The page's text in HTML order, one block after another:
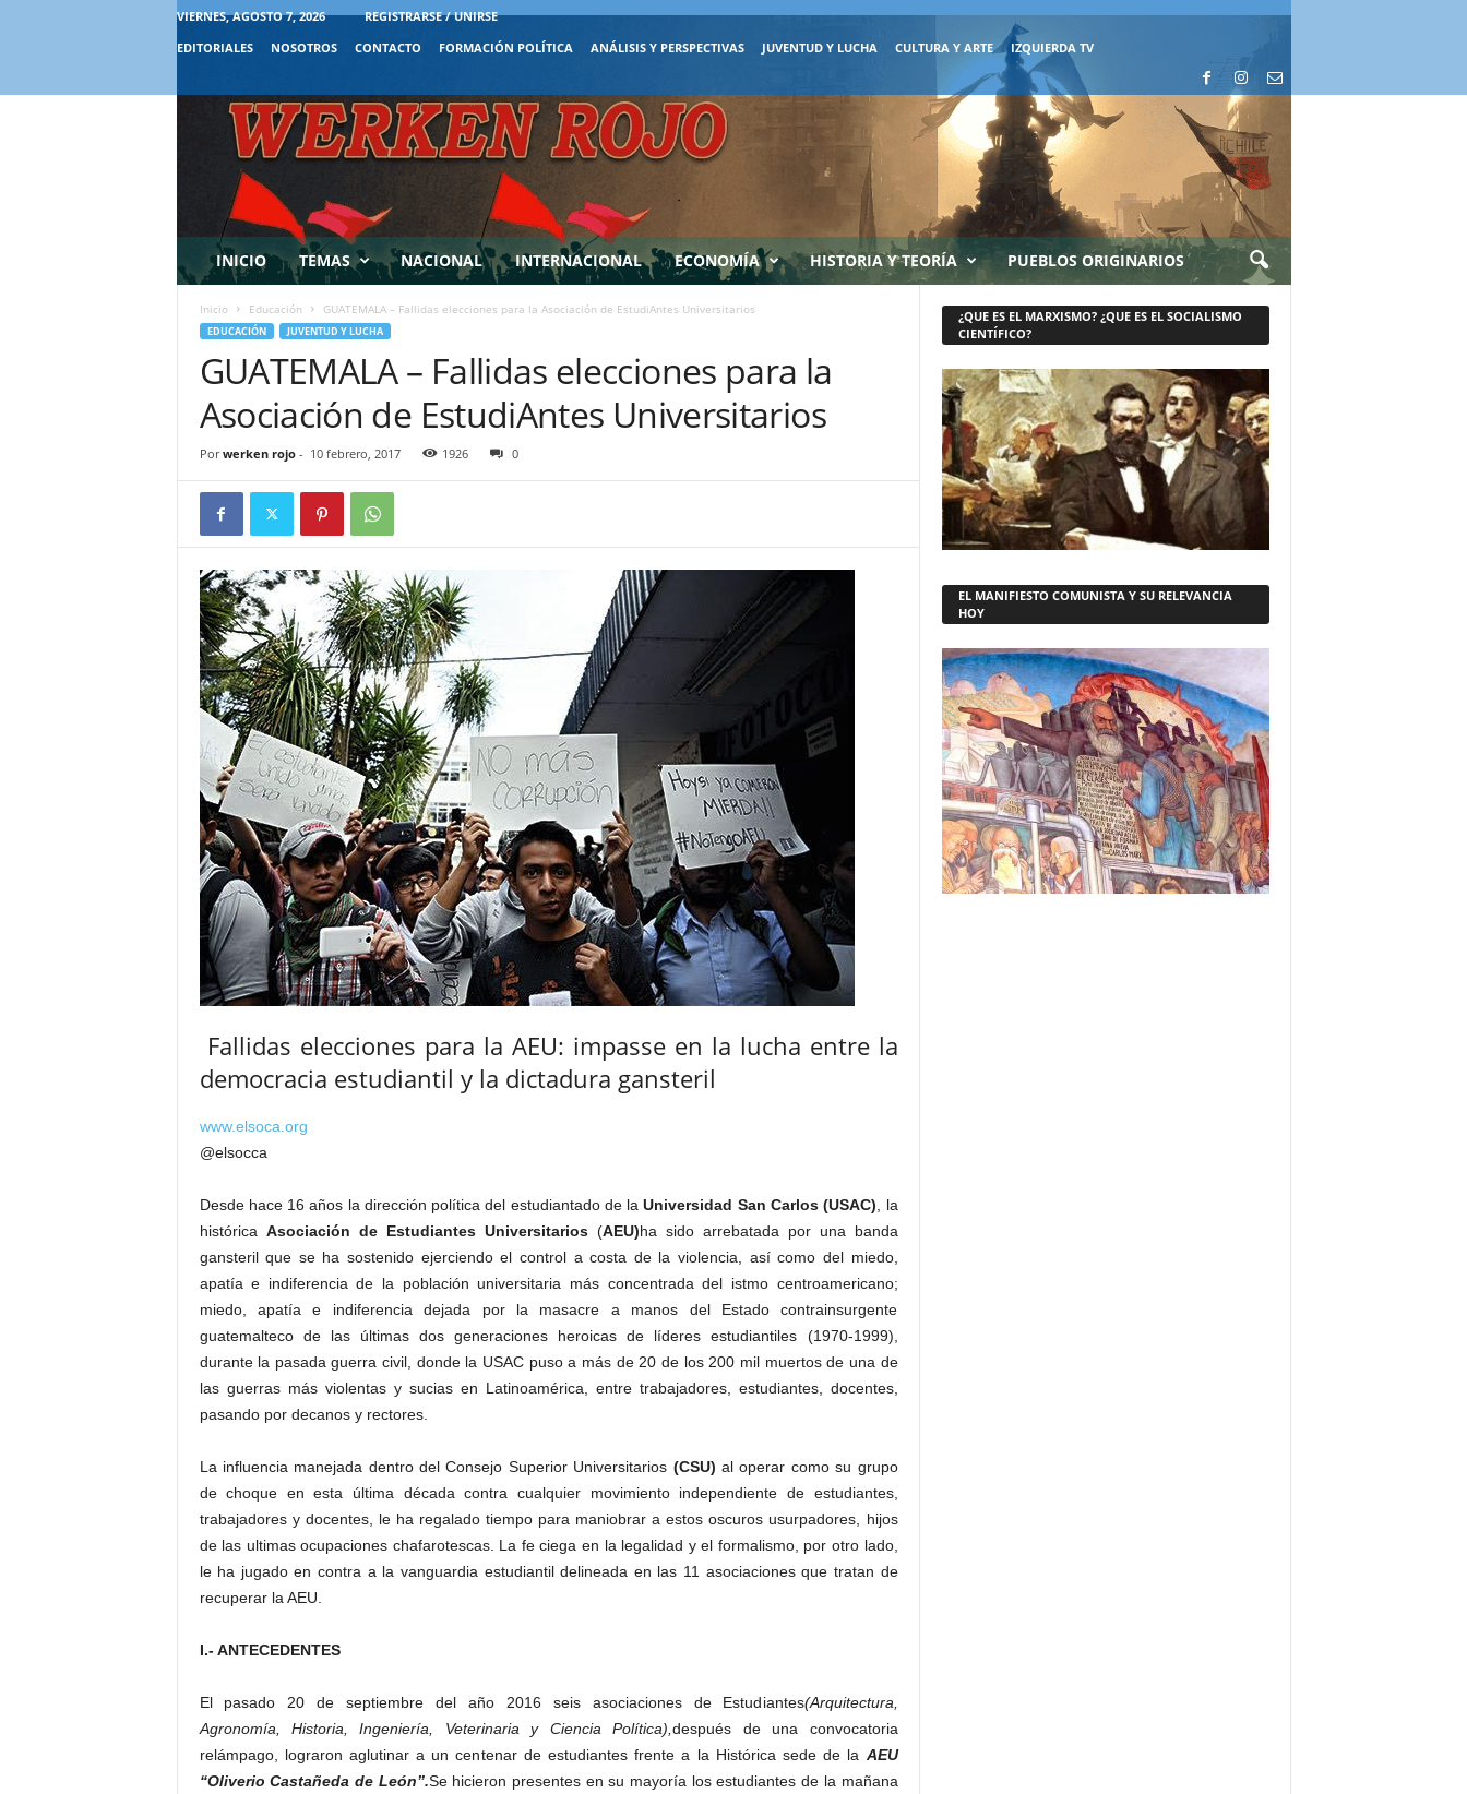
VIERNES, AGOSTO 7, 2026
REGISTRARSE / UNIRSE
EDITORIALES
NOSOTROS CONTACTO FORMACIÓN POLÍTICA ANÁLISIS Y PERSPECTIVAS JUVENTUD Y LUCHA CULTURA Y ARTE IZQUIERDA TV
INICIO TEMAS NACIONAL INTERNACIONAL ECONOMÍA HISTORIA Y TEORÍA PUEBLOS ORIGINARIOS
Inicio Educación GUATEMALA – Fallidas elecciones para la Asociación de EstudiAntes Universitarios
EDUCACIÓN JUVENTUD Y LUCHA
GUATEMALA – Fallidas elecciones para la
Asociación de EstudiAntes Universitarios
Por werken rojo- 10 febrero, 2017 1926 0
Fallidas elecciones para la AEU: impasse en la lucha entre la
democracia estudiantil y la dictadura gansteril
www.elsoca.org
@elsocca
Desde hace 16 años la dirección política del estudiantado de laUniversidad San Carlos (USAC) , la
histórica Asociación de Estudiantes Universitarios(AEU)ha sido arrebatada por una banda
gansteril que se ha sostenido ejerciendo el control a costa de la violencia, así como del miedo,
apatía e indiferencia de la población universitaria más concentrada del istmo centroamericano;
miedo, apatía e indiferencia dejada por la masacre a manos del Estado contrainsurgente
guatemalteco de las últimas dos generaciones heroicas de líderes estudiantiles (1970-1999),
durante la pasada guerra civil, donde la USAC puso a más de 20 de los 200 mil muertos de una de
las guerras más violentas y sucias en Latinoamérica, entre trabajadores, estudiantes, docentes,
pasando por decanos y rectores.
La influencia manejada dentro del Consejo Superior Universitarios (CSU) al operar como su grupo
de choque en esta última década contra cualquier movimiento independiente de estudiantes,
trabajadores y docentes, le ha regalado tiempo para maniobrar a estos oscuros usurpadores, hijos
de las ultimas ocupaciones chafarotescas. La fe ciega en la legalidad y el formalismo, por otro lado,
le ha jugado en contra a la vanguardia estudiantil delineada en las 11 asociaciones que tratan de
recuperar la AEU.
I.- ANTECEDENTES
El pasado 20 de septiembre del año 2016 seis asociaciones de Estudiantes(Arquitectura,
Agronomía, Historia, Ingeniería, Veterinaria y Ciencia Política),después de una convocatoria
relámpago, lograron aglutinar a un centenar de estudiantes frente a la Histórica sede de la AEU
“Oliverio Castañeda de León”.Se hicieron presentes en su mayoría los estudiantes de la mañana
¿QUE ES EL MARXISMO? ¿QUE ES EL SOCIALISMO
CIENTÍFICO?
EL MANIFIESTO COMUNISTA Y SU RELEVANCIA
HOY